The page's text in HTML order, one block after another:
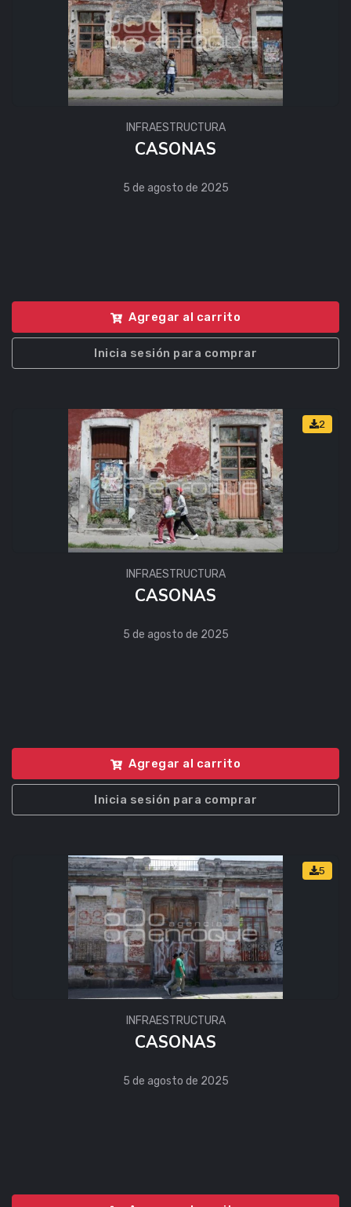
INFRAESTRUCTURA
CASONAS
5 de agosto de 2025
Agregar al carrito
Inicia sesión para comprar
2
INFRAESTRUCTURA
CASONAS
5 de agosto de 2025
Agregar al carrito
Inicia sesión para comprar
5
INFRAESTRUCTURA
CASONAS
5 de agosto de 2025